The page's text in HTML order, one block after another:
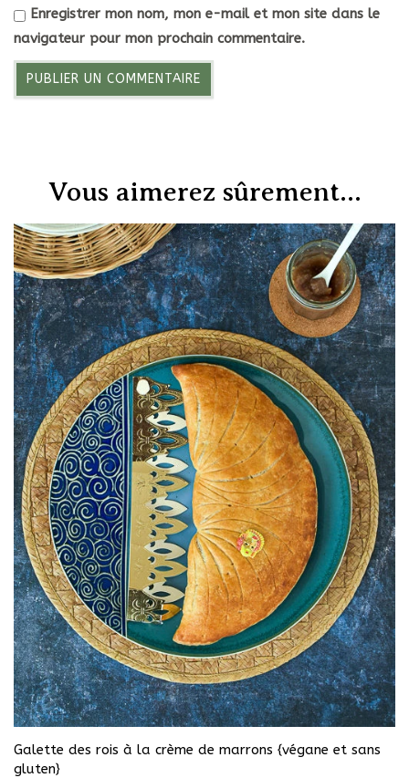
Enregistrer mon nom, mon e-mail et mon site dans le
navigateur pour mon prochain commentaire.
Vous aimerez sûrement...
Galette des rois à la crème de marrons {végane et sans
gluten}